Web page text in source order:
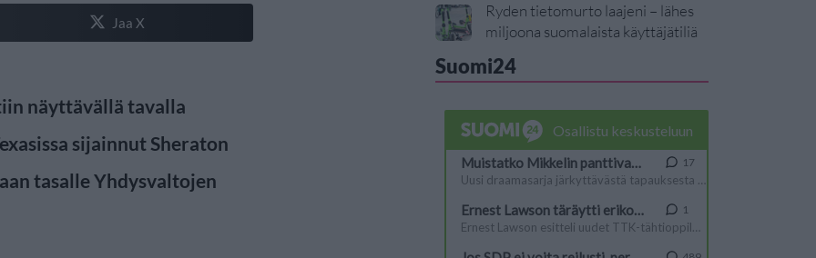
Jaa X
näyttävällä tavalla
sijainnut Sheraton
tasalle Yhdysvaltojen
Ryden tietomurto laajeni – lähes
miljoona suomalaista käyttäjätiliä
Suomi24